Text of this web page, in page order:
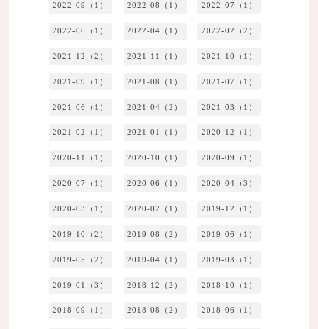
2022-09（1） 2022-08（1） 2022-07（1）
2022-06（1） 2022-04（1） 2022-02（2）
2021-12（2） 2021-11（1） 2021-10（1）
2021-09（1） 2021-08（1） 2021-07（1）
2021-06（1） 2021-04（2） 2021-03（1）
2021-02（1） 2021-01（1） 2020-12（1）
2020-11（1） 2020-10（1） 2020-09（1）
2020-07（1） 2020-06（1） 2020-04（3）
2020-03（1） 2020-02（1） 2019-12（1）
2019-10（2） 2019-08（2） 2019-06（1）
2019-05（2） 2019-04（1） 2019-03（1）
2019-01（3） 2018-12（2） 2018-10（1）
2018-09（1） 2018-08（2） 2018-06（1）